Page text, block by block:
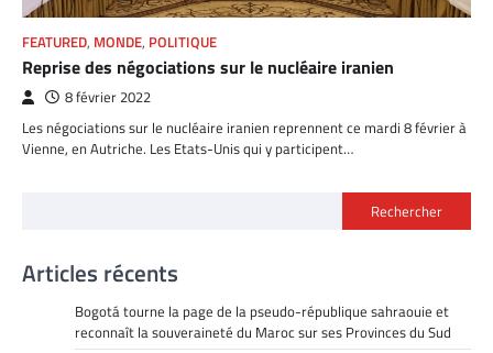
FEATURED, MONDE, POLITIQUE
Reprise des négociations sur le nucléaire iranien
8 février 2022
Les négociations sur le nucléaire iranien reprennent ce mardi 8 février à
Vienne, en Autriche. Les Etats-Unis qui y participent…
Rechercher
Articles récents
Bogotá tourne la page de la pseudo-république sahraouie et
reconnaît la souveraineté du Maroc sur ses Provinces du Sud